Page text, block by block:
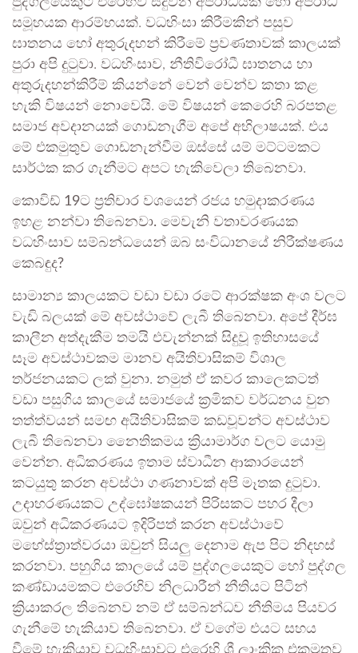
සමූහයක ආරම්භයක්. වධහිංසා කිරීමකින් පසුව
ඝාතනය හෝ අතුරුදහන් කිරීමේ ප්‍රවණතාවක් කාලයක්
පුරා අපි දුටුවා. වධහිංසාව, නීතිවිරෝධී ඝාතනය හා
අතුරුදහන්කිරීම් කියන්නේ වෙන් වෙන්ව කතා කළ
හැකි විෂයන් නොවෙයි. මේ විෂයන් කෙරෙහි බරපතළ
සමාජ අවදානයක් ගොඩනැගීම අපේ අභිලාෂයක්. එය
මේ එකමුතුව ගොඩනැන්වීම ඔස්සේ යම් මට්ටමකට
සාර්ථක කර ගැනීමට අපට හැකිවෙලා තිබෙනවා.
කොවිඩ් 19ට ප්‍රතිචාර වශයෙන් රජය හමුදාකරණය
ඉහළ නන්වා තිබෙනවා. මෙවැනි වතාවරණයක
වධහිංසාව සම්බන්ධයෙන් ඔබ සංවිධානයේ නිරීක්ෂණය
කෙබඳුද?
සාමාන්‍ය කාලයකට වඩා වඩා රටේ ආරක්ෂක අංශ වලට
වැඩි බලයක් මේ අවස්ථාවේ ලැබී තිබෙනවා. අපේ දීර්ඝ
කාලීන අත්දැකීම තමයි එවැන්නක් සිදුවූ ඉතිහාසයේ
සෑම අවස්ථාවකම මානව අයිතිවාසිකම් විශාල
තර්ජනයකට ලක් වුනා. නමුත් ඒ කවර කාලෙකටත්
වඩා පසුගිය කාලයේ සමාජයේ ක්‍රමිකව වර්ධනය වුන
තත්ත්වයන් සමඟ අයිතිවාසිකම් කඩවූවන්ට අවස්ථාව
ලැබී තිබෙනවා නෛතිකමය ක්‍රියාමාර්ග වලට යොමු
වෙන්න. අධිකරණය ඉතාම ස්වාධීන ආකාරයෙන්
කටයුතු කරන අවස්ථා ගණනාවක් අපි මෑතක දුටුවා.
උදාහරණයකට උද්ඝෝෂකයන් පිරිසකට පහර දීලා
ඔවුන් අධිකරණයට ඉදිරිපත් කරන අවස්ථාවේ
මහේස්ත්‍රාත්වරයා ඔවුන් සියලු‍ දෙනාම ඇප පිට නිදහස්
කරනවා. පහුගිය කාලයේ යම් පුද්ගලයෙකුට හෝ පුද්ගල
කණ්ඩායමකට එරෙහිව නිලධාරීන් නීතියට පිටින්
ක්‍රියාකරල තිබෙනව නම් ඒ සම්බන්ධව නීතිමය පියවර
ගැනීමේ හැකියාව තිබෙනවා. ඒ වගේම එයට සහය
වීමේ හැකියාව වධහිංසාවට එරෙහි ශ්‍රී ලාංකික එකමුතුව